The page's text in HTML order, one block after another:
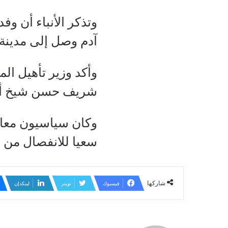
وتذكر الأنباء
آدم وصل إلى
وأكد وزير تأهيل
شريف حسن شيخ
وكان سياسيون
سعيا للانفصال
شاركها فيسبوك تويتر لينكدإن